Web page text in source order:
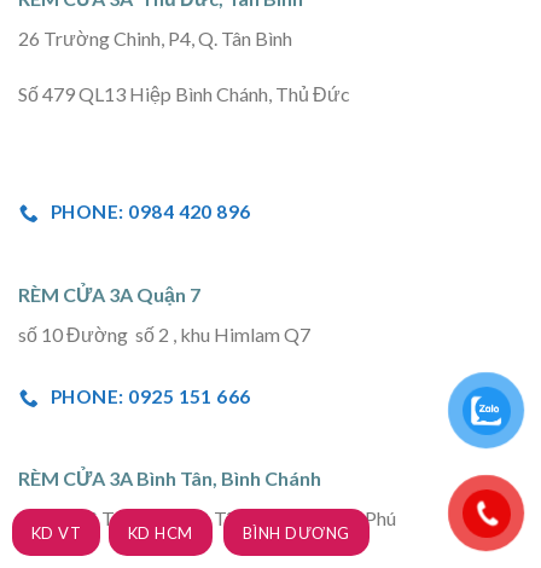
26 Trường Chinh, P4, Q. Tân Bình
Số 479 QL13 Hiệp Bình Chánh, Thủ Đức
PHONE: 0984 420 896
RÈM CỬA 3A Quận 7
số 10 Đường số 2 , khu Himlam Q7
PHONE: 0925 151 666
RÈM CỬA 3A Bình Tân, Bình Chánh
Số 588 Lê Trọng Tấn, P. Tây Thạnh, Q. Tân Phú
KD VT KD HCM BÌNH DƯƠNG